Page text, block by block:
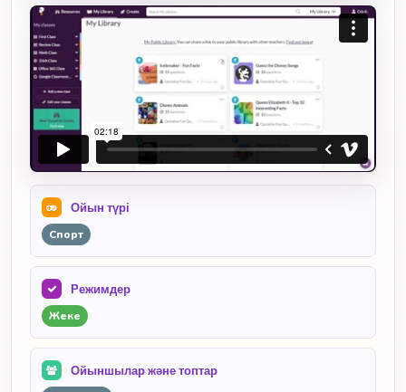
Ойын түрі
Спорт
Режимдер
Жеке
Ойыншылар және топтар